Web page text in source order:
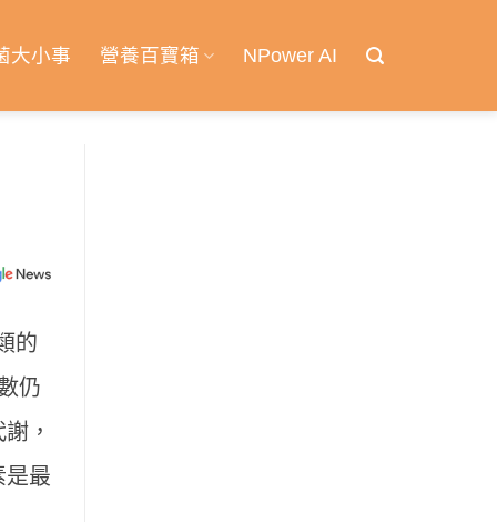
大小事 營養百寶箱 NPower AI
的
仍
，
是最